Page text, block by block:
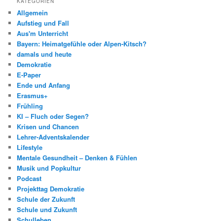
Allgemein
Aufstieg und Fall
Aus'm Unterricht
Bayern: Heimatgefühle oder Alpen-Kitsch?
damals und heute
Demokratie
E-Paper
Ende und Anfang
Erasmus+
Frühling
KI – Fluch oder Segen?
Krisen und Chancen
Lehrer-Adventskalender
Lifestyle
Mentale Gesundheit – Denken & Fühlen
Musik und Popkultur
Podcast
Projekttag Demokratie
Schule der Zukunft
Schule und Zukunft